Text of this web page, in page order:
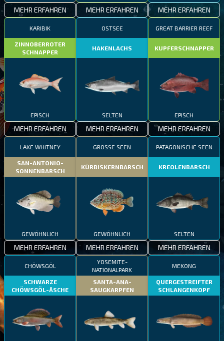
MEHR ERFAHREN MEHR ERFAHREN MEHR ERFAHREN
KARIBIK
ZINNOBERROTER
SCHNAPPER
EPISCH
MEHR ERFAHREN
OSTSEE
HAKENLACHS
SELTEN
MEHR ERFAHREN
GREAT BARRIER REEF
KUPFERSCHNAPPER
EPISCH
MEHR ERFAHREN
LAKE WHITNEY
SAN-ANTONIO-
SONNENBARSCH
GEWÖHNLICH
MEHR ERFAHREN
GROSSE SEEN
KÜRBISKERNBARSCH
GEWÖHNLICH
MEHR ERFAHREN
PATAGONISCHE SEEN
KREOLENBARSCH
SELTEN
MEHR ERFAHREN
CHÖWSGÖL
SCHWARZE
CHÖWSGÖL-ÄSCHE
YOSEMITE-
NATIONALPARK
SANTA-ANA-
SAUGKARPFEN
MEKONG
QUERGESTREIFTER
SCHLANGENKOPF